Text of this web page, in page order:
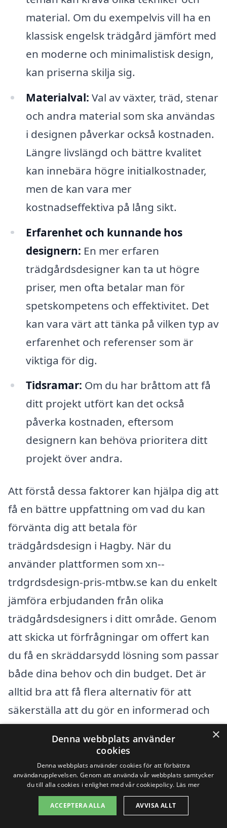
material. Om du exempelvis vill ha en
klassisk engelsk trädgård jämfört med
en moderne och minimalistisk design,
kan priserna skilja sig.
Materialval: Val av växter, träd, stenar
och andra material som ska användas
i designen påverkar också kostnaden.
Längre livslängd och bättre kvalitet
kan innebära högre initialkostnader,
men de kan vara mer
kostnadseffektiva på lång sikt.
Erfarenhet och kunnande hos
designern: En mer erfaren
trädgårdsdesigner kan ta ut högre
priser, men ofta betalar man för
spetskompetens och effektivitet. Det
kan vara värt att tänka på vilken typ av
erfarenhet och referenser som är
viktiga för dig.
Tidsramar: Om du har bråttom att få
ditt projekt utfört kan det också
påverka kostnaden, eftersom
designern kan behöva prioritera ditt
projekt över andra.
Att förstå dessa faktorer kan hjälpa dig att
få en bättre uppfattning om vad du kan
förvänta dig att betala för
trädgårdsdesign i Hagby. När du
använder plattformen som xn--
trdgrdsdesign-pris-mtbw.se kan du enkelt
jämföra erbjudanden från olika
trädgårdsdesigners i ditt område. Genom
att skicka ut förfrågningar om offert kan
du få en skräddarsydd lösning som passar
både dina behov och din budget. Det är
alltid bra att få flera alternativ för att
säkerställa att du gör en informerad och
ekonomiskt förnuftig beslut.
Få 3 erbjudanden, gratis och utan
förpliktelser
×
Denna webbplats använder
cookies
Denna webbplats använder cookies för att förbättra
användarupplevelsen. Genom att använda vår webbplats samtycker
du till alla cookies i enlighet med vår cookiepolicy. Läs mer
ACCEPTERA ALLA AVVISA ALLT